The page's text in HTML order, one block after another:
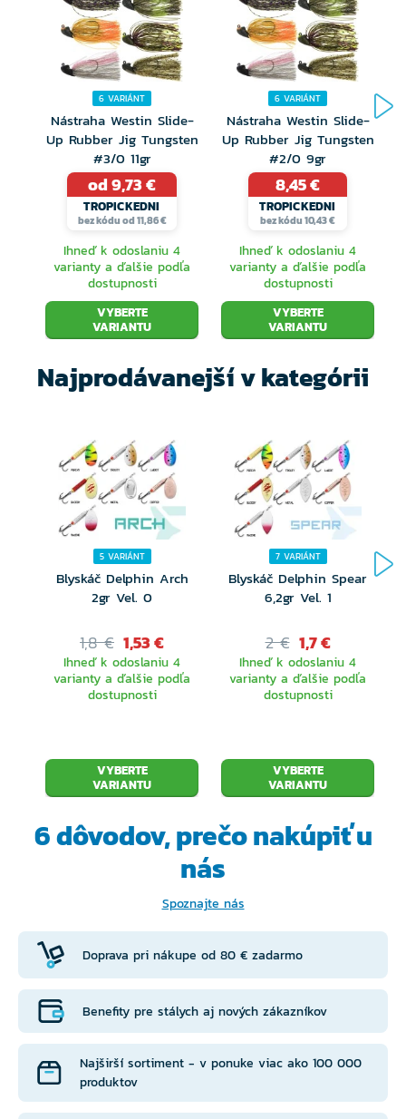
Navrhnuté a vyvinuté v Škandinávii
6 VARIÁNT
Nástraha Westin Slide-
Up Rubber Jig Tungsten
#3/0 11gr
od 9,73 €
TROPICKEDNI
bez kódu od 11,86 €
Ihneď k odoslaniu 4
varianty a ďalšie podľa
dostupnosti
VYBERTE
VARIANTU
6 VARIÁNT
Nástraha Westin Slide-
Up Rubber Jig Tungsten
#2/0 9gr
8,45 €
TROPICKEDNI
bez kódu 10,43 €
Ihneď k odoslaniu 4
varianty a ďalšie podľa
dostupnosti
VYBERTE
VARIANTU
Najprodávanejší v kategórii
5 VARIÁNT
Blyskáč Delphin Arch
2gr Vel. 0
1,8 € 1,53 €
Ihneď k odoslaniu 4
varianty a ďalšie podľa
dostupnosti
VYBERTE
VARIANTU
7 VARIÁNT
Blyskáč Delphin Spear
6,2gr Vel. 1
2 € 1,7 €
Ihneď k odoslaniu 4
varianty a ďalšie podľa
dostupnosti
VYBERTE
VARIANTU
6 dôvodov, prečonakúpiť u
nás
Spoznajte nás
Doprava pri nákupe od 80 € zadarmo
Benefity pre stálych aj nových zákazníkov
Najširší sortiment - v ponuke viac ako 100 000
produktov